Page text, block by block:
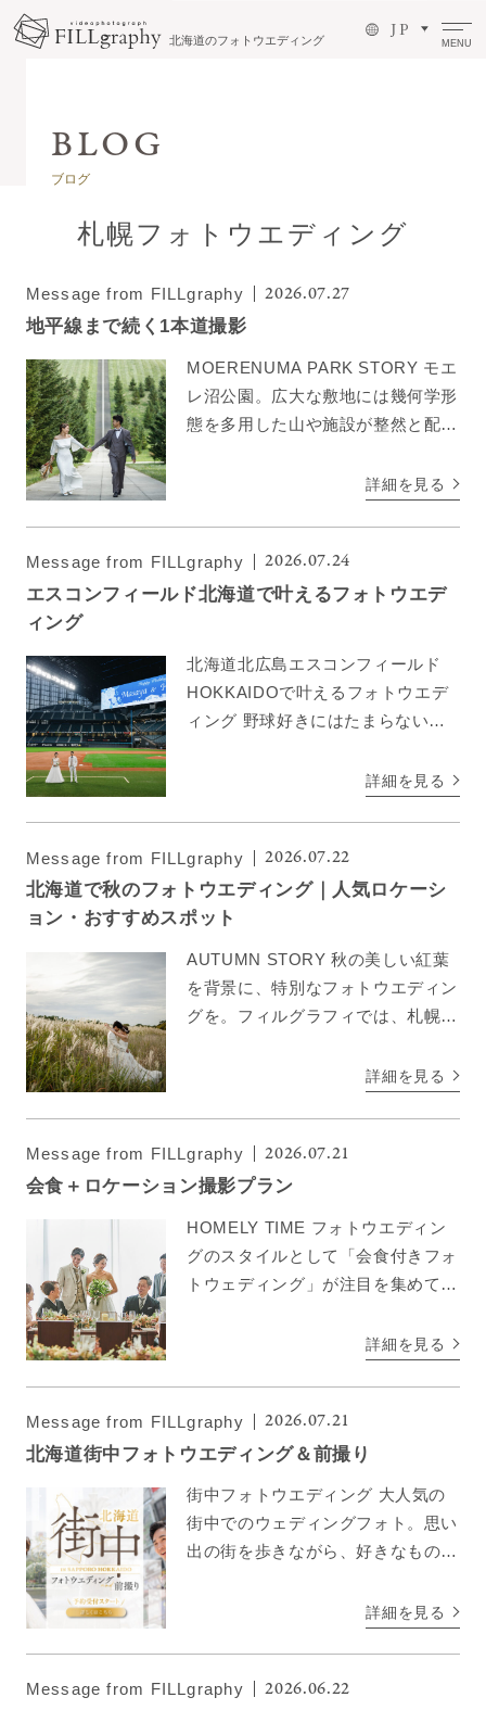
北海道のフォトウエディング
J P
MENU
ブログ
札幌フォトウエディング
Message from FILLgraphy 2026.07.27
地平線まで続く1本道撮影
MOERENUMA PARK STORY モエ
レ沼公園。広大な敷地には幾何学形
態を多用した山や施設が整然と配置
た美しい景観を楽しむことができま
詳細を見る
Message from FILLgraphy 2026.07.24
エスコンフィールド北海道で叶えるフォトウエデ
ィング
北海道北広島エスコンフィールド
HOKKAIDOで叶えるフォトウエデ
ィング 野球好きにはたまらないお
ことができないフィールドでの特別
詳細を見る
Message from FILLgraphy 2026.07.22
北海道で秋のフォトウエディング｜人気ロケーシ
ョン・おすすめスポット
AUTUMN STORY 秋の美しい紅葉
を背景に、特別なフォトウエディン
グを。フィルグラフィでは、札幌と
に残る一瞬を写真に収めます。日本
詳細を見る
Message from FILLgraphy 2026.07.21
会食＋ロケーション撮影プラン
HOMELY TIME フォトウエディン
グのスタイルとして「会食付きフォ
トウェディング」が注目を集めてい
な雰囲気で家族や親しい友人と共に
詳細を見る
Message from FILLgraphy 2026.07.21
北海道街中フォトウエディング＆前撮り
街中フォトウエディング 大人気の
街中でのウェディングフォト。思い
出の街を歩きながら、好きなものを
が高く、楽しみながら撮影できるの
詳細を見る
Message from FILLgraphy 2026.06.22